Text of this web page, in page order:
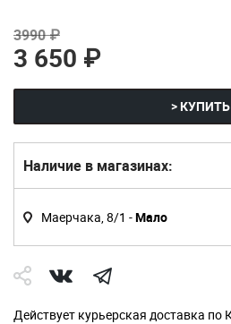
3990 ₽
3 650 ₽
> КУПИТЬ
Наличие в магазинах:
Маерчака, 8/1 -Мало
Действует курьерская доставка по